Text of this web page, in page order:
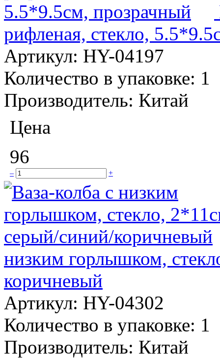
рифленая, стекло,
Артикул: HY-04197
Количество в упаковке: 1
Производитель: Китай
Цена
96
– +
низким горлышком,
коричневый
Артикул: HY-04302
Количество в упаковке: 1
Производитель: Китай